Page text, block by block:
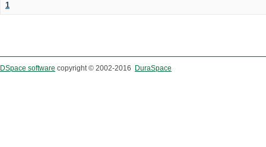
1
DSpace software copyright © 2002-2016 DuraSpace